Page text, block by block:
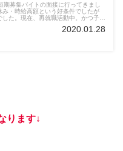
期募集バイトの面接に行ってきまし
み・時給高額という好条件でしたが
した。現在、再就職活動中。かつ子ど
2020.01.28
ります↓